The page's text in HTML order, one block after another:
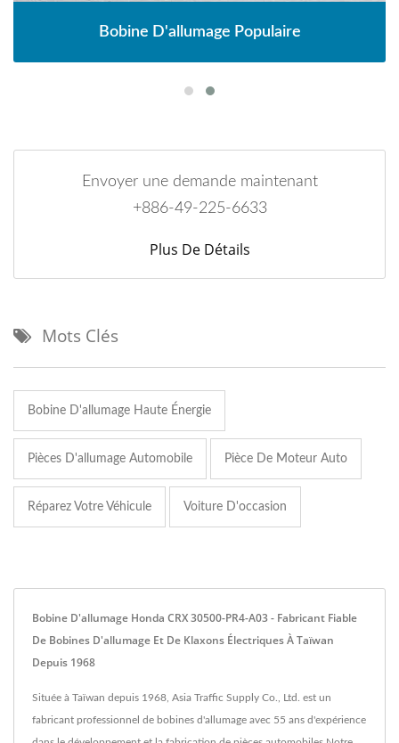
Bobine D'allumage Populaire
Envoyer une demande maintenant
+886-49-225-6633
Plus De Détails
Mots Clés
Bobine D'allumage Haute Énergie
Pièces D'allumage Automobile Pièce De Moteur Auto
Réparez Votre Véhicule Voiture D'occasion
Bobine D'allumage Honda CRX 30500-PR4-A03 - Fabricant Fiable
De Bobines D'allumage Et De Klaxons Électriques À Taïwan
Depuis 1968
Située à Taïwan depuis 1968, Asia Traffic Supply Co., Ltd. est un
fabricant professionnel de bobines d'allumage avec 55 ans d'expérience